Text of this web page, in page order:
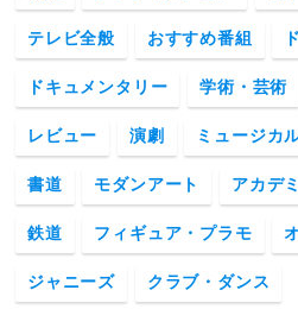
テレビ全般 おすすめ番組
ドキュメンタリー 学術・芸術
レビュー 演劇 ミュージカ
書道 モダンアート アカデ
鉄道 フィギュア・プラモ
ジャニーズ クラブ・ダンス